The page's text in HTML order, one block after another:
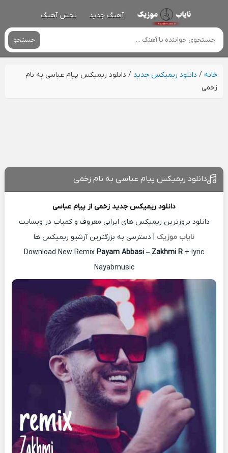
آهنگ جدید پخش آهنگ
جستجو
خانه/ دانلود ریمیکس جدید / دانلود ریمیکس پیام عباسی به نام
زخمی
دانلود ریمیکس پیام عباسی به نام زخمی
دانلود ریمیکس جدید زخمی از پیام عباسی
دانلود بروزترین ریمیکس های ایرانی معروف و کمیاب در وبسایت
نایاب موزیک | دسترسی به بزرگترین آرشیو ریمیکس ها
Download New Remix Payam Abbasi – Zakhmi R + lyric
Nayabmusic